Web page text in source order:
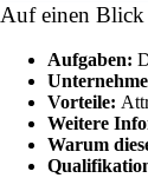
Auf einen Blick
Aufgaben:
Vorteile:
Weitere
Warum